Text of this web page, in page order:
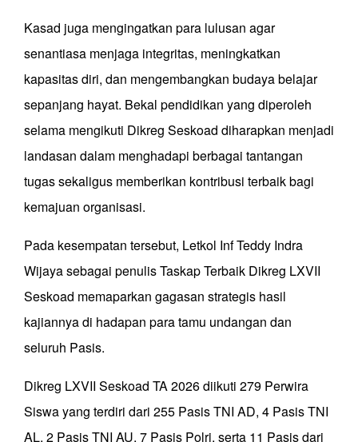
Kasad juga mengingatkan para lulusan agar
senantiasa menjaga integritas, meningkatkan
kapasitas diri, dan mengembangkan budaya belajar
sepanjang hayat. Bekal pendidikan yang diperoleh
selama mengikuti Dikreg Seskoad diharapkan menjadi
landasan dalam menghadapi berbagai tantangan
tugas sekaligus memberikan kontribusi terbaik bagi
kemajuan organisasi.
Pada kesempatan tersebut, Letkol Inf Teddy Indra
Wijaya sebagai penulis Taskap Terbaik Dikreg LXVII
Seskoad memaparkan gagasan strategis hasil
kajiannya di hadapan para tamu undangan dan
seluruh Pasis.
Dikreg LXVII Seskoad TA 2026 diikuti 279 Perwira
Siswa yang terdiri dari 255 Pasis TNI AD, 4 Pasis TNI
AL, 2 Pasis TNI AU, 7 Pasis Polri, serta 11 Pasis dari